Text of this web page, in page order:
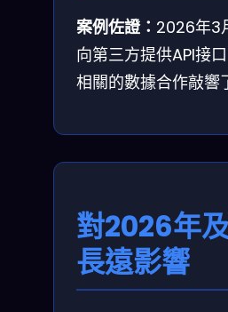
案例佐證： 2026年3
向第三方提供API接
相關的數據合作敲響
對2026年
長遠影響